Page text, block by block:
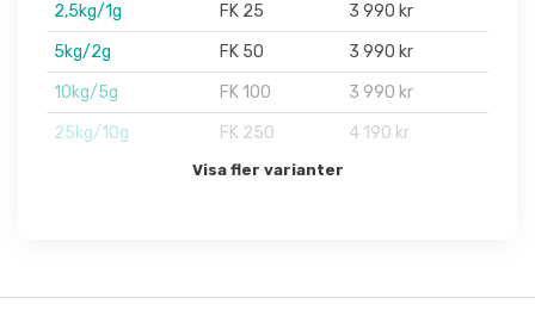
2,5kg/1g
FK 25
3 990 kr
5kg/2g
FK 50
3 990 kr
10kg/5g
FK 100
3 990 kr
25kg/10g
FK 250 4 190 kr
Visa fler varianter